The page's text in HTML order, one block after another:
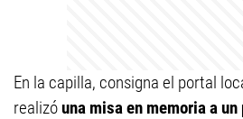
En la capilla, consigna el portal
realizóuna misa en memoria a